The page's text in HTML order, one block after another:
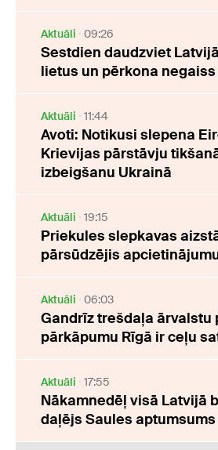
Aktuāli 09:26
Sestdien daudzviet
lietus un pērkona negaiss
Aktuāli 11:44
Avoti: Notikusi slepena
Krievijas pārstāvju
izbeigšanu Ukrainā
Aktuāli 19:15
Priekules slepkavas
pārsūdzējis
Aktuāli 06:03
Gandrīz trešdaļa ārvalstu
pārkāpumu Rīgā ir ceļu
Aktuāli 17:55
Nākamnedēļ visā Latvijā
daļējs Saules aptumsums